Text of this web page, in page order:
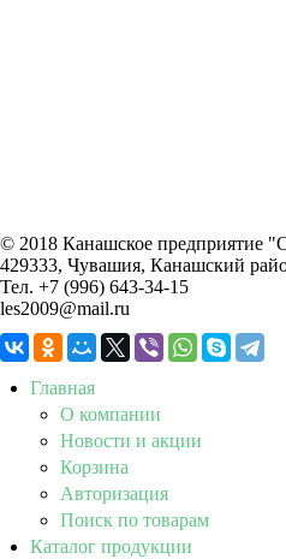
© 2018 Канашское предприятие
429333, Чувашия, Канашский
Тел. +7 (996) 643-34-15
les2009@mail.ru
Главная
О компании
Новости и акции
Корзина
Авторизация
Поиск по товарам
Каталог продукции